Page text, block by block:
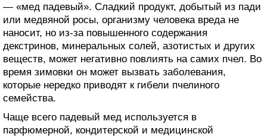
— «мед падевый». Сладкий продукт, добытый из пади
или медвяной росы, организму человека вреда не
наносит, но из-за повышенного содержания
декстринов, минеральных солей, азотистых и других
веществ, может негативно повлиять на самих пчел. Во
время зимовки он может вызвать заболевания,
которые нередко приводят к гибели пчелиного
семейства.
Чаще всего падевый мед используется в
парфюмерной, кондитерской и медицинской